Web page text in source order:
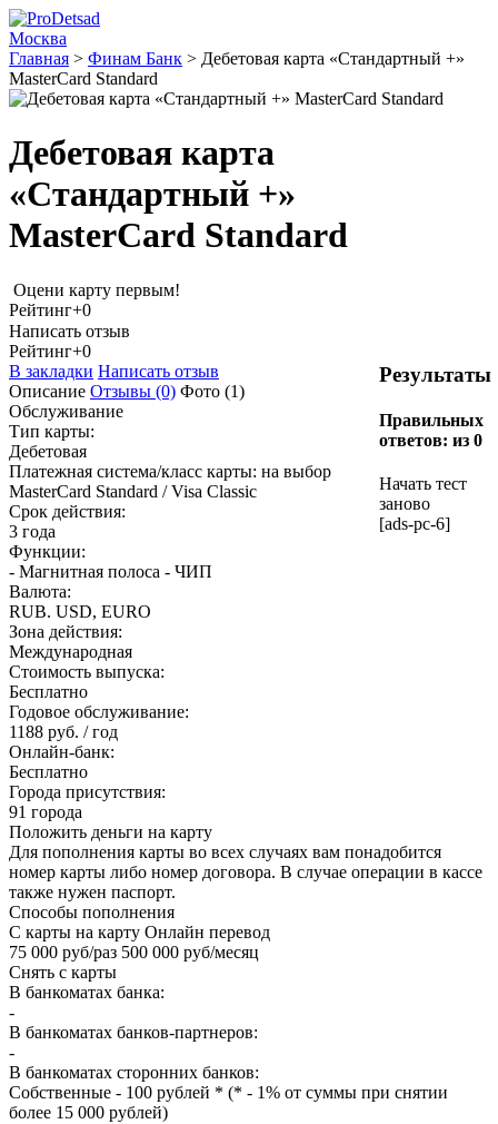
Москва
Главная > Финам Банк > Дебетовая карта «Стандартный +»
MasterCard Standard
Дебетовая карта
«Стандартный +»
MasterCard Standard
Оцени карту первым!
Рейтинг+0
Написать отзыв
Результаты
Правильных
ответов: из 0
Начать тест
заново
[ads-pc-6]
Рейтинг+0
В закладки Написать отзыв
Описание Отзывы (0) Фото (1)
Обслуживание
Тип карты:
Дебетовая
Платежная система/класс карты: на выбор
MasterCard Standard / Visa Classic
Срок действия:
3 года
Функции:
- Магнитная полоса - ЧИП
Валюта:
RUB. USD, EURO
Зона действия:
Международная
Стоимость выпуска:
Бесплатно
Годовое обслуживание:
1188 руб. / год
Онлайн-банк:
Бесплатно
Города присутствия:
91 города
Положить деньги на карту
Для пополнения карты во всех случаях вам понадобится
номер карты либо номер договора. В случае операции в кассе
также нужен паспорт.
Способы пополнения
С карты на карту Онлайн перевод
75 000 руб/раз 500 000 руб/месяц
Снять с карты
В банкоматах банка:
-
В банкоматах банков-партнеров:
-
В банкоматах сторонних банков:
Собственные - 100 рублей * (* - 1% от суммы при снятии
более 15 000 рублей)